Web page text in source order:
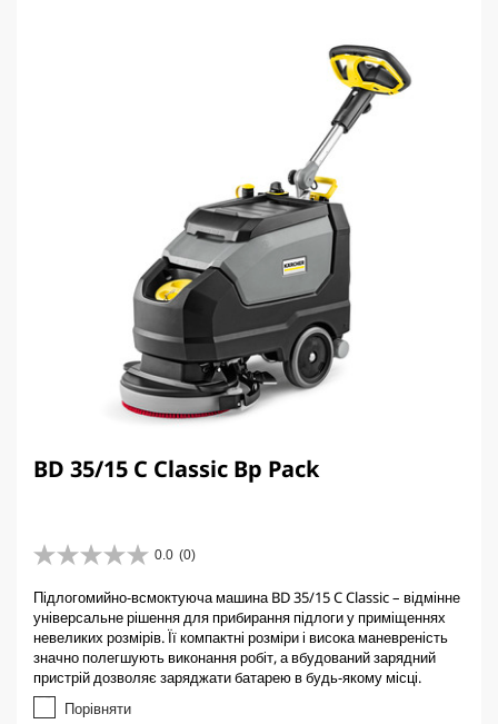
BD 35/15 C Classic Bp Pack
0.0 (0)
0
0
з
5
з
і
Підлогомийно-всмоктуюча машина BD 35/15 C Classic – відмінне
універсальне рішення для прибирання підлоги у приміщеннях
невеликих розмірів. Її компактні розміри і висока маневреність
значно полегшують виконання робіт, а вбудований зарядний
пристрій дозволяє заряджати батарею в будь-якому місці.
Порівняти